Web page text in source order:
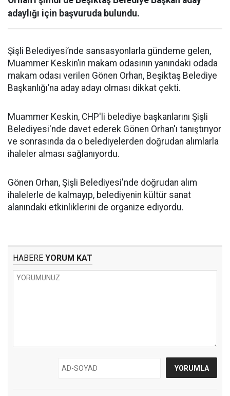
adaylığı için başvuruda bulundu.
Şişli Belediyesi’nde sansasyonlarla gündeme gelen,
Muammer Keskin’in makam odasının yanındaki odada
makam odası verilen Gönen Orhan, Beşiktaş Belediye
Başkanlığı’na aday adayı olması dikkat çekti.
Muammer Keskin, CHP'li belediye başkanlarını Şişli
Belediyesi'nde davet ederek Gönen Orhan'ı tanıştırıyor
ve sonrasında da o belediyelerden doğrudan alımlarla
ihaleler alması sağlanıyordu.
Gönen Orhan, Şişli Belediyesi'nde doğrudan alım
ihalelerle de kalmayıp, belediyenin kültür sanat
alanındaki etkinliklerini de organize ediyordu.
HABERE YORUM KAT